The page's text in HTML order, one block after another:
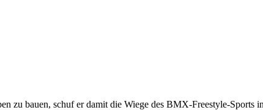
zu bauen, schuf er damit die Wiege des BMX-Freestyle-Sports